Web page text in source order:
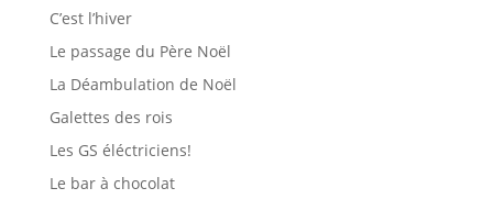
C’est l’hiver
Le passage du Père Noël
La Déambulation de Noël
Galettes des rois
Les GS éléctriciens!
Le bar à chocolat